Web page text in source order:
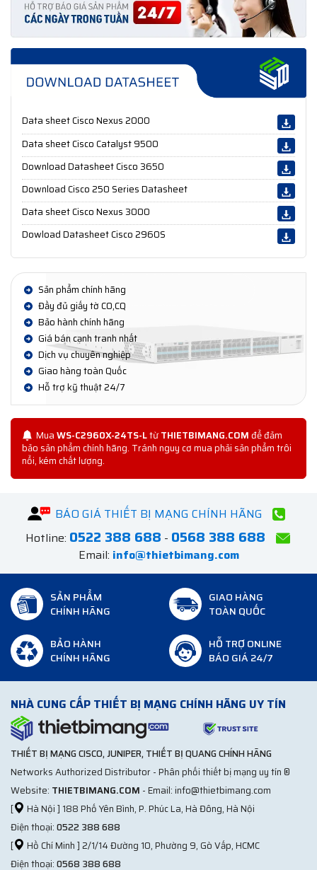
Data sheet Cisco Nexus 2000
Data sheet Cisco Catalyst 9500
Download Datasheet Cisco 3650
Download Cisco 250 Series Datasheet
Data sheet Cisco Nexus 3000
Dowload Datasheet Cisco 2960S
Sản phẩm chính hãng
Đầy đủ giấy tờ CO,CQ
Bảo hành chính hãng
Giá bán cạnh tranh nhất
Dịch vụ chuyên nghiệp
Giao hàng toàn Quốc
Hỗ trợ kỹ thuật 24/7
MuaWS-C2960X-24TS-LtừTHIETBIMANG.COMđể đảm
bảo sản phẩm chính hãng. Tránh nguy cơ mua phải sản phẩm trôi
nổi, kém chất lượng.
BÁO GIÁ THIẾT BỊ MẠNG CHÍNH HÃNG
Hotline: 0522 388 688 - 0568 388 688
Email: info@thietbimang.com
SẢN PHẨM
CHÍNH HÃNG
GIAO HÀNG
TOÀN QUỐC
BẢO HÀNH
CHÍNH HÃNG
HỖ TRỢ ONLINE
BÁO GIÁ 24/7
NHÀ CUNG CẤP THIẾT BỊ MẠNG CHÍNH HÃNG UY TÍN
THIẾT BỊ MẠNG CISCO, JUNIPER, THIẾT BỊ QUANG CHÍNH HÃNG
Networks Authorized Distributor - Phân phối thiết bị mạng uy tín ®
Website: THIETBIMANG.COM - Email: info@thietbimang.com
[
Hà Nội ] 188 Phố Yên Bình, P. Phúc La, Hà Đông, Hà Nội
Điện thoại:0522 388 688
[
Hồ Chí Minh ] 2/1/14 Đường 10, Phường 9, Gò Vấp, HCMC
Điện thoại:0568 388 688